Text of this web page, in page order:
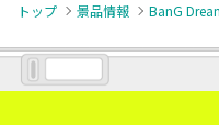
トップ
景品情報 BanG